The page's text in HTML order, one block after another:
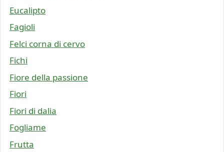
Eucalipto
Fagioli
Felci corna di cervo
Fichi
Fiore della passione
Fiori
Fiori di dalia
Fogliame
Frutta